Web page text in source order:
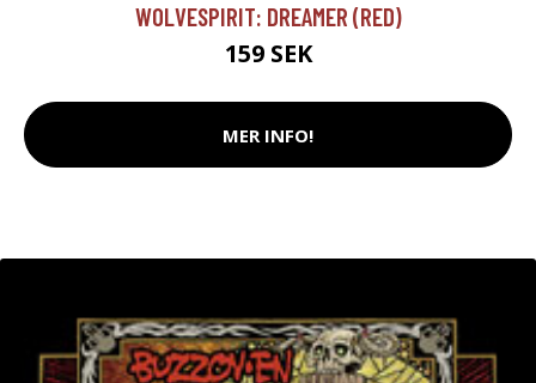
WOLVESPIRIT: DREAMER (RED)
159 SEK
MER INFO!